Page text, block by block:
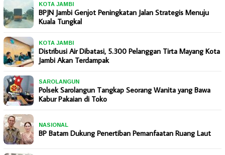
KOTA JAMBI
BPJN Jambi Genjot Peningkatan Jalan Strategis Menuju
Kuala Tungkal
KOTA JAMBI
Distribusi Air Dibatasi, 5.300 Pelanggan Tirta Mayang Kota
Jambi Akan Terdampak
SAROLANGUN
Polsek Sarolangun Tangkap Seorang Wanita yang Bawa
Kabur Pakaian di Toko
NASIONAL
BP Batam Dukung Penertiban Pemanfaatan Ruang Laut